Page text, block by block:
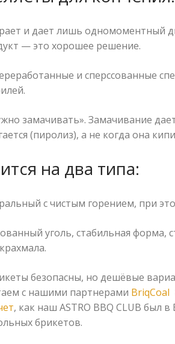
и дает лишь одномоментный
— это хорошее решение.
и сперсcованные
замачивать». Замачивание
(пиролиз), а не когда она
на два типа:
с чистым горением, при
уголь, стабильная форма,
безопасны, но дешёвые
с нашими партнерами BriqCoal
, как наш ASTRO BBQ CLUB был
брикетов.